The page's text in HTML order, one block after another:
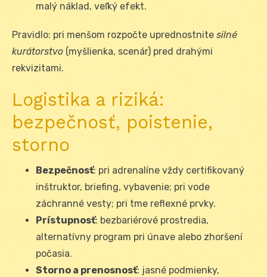
malý náklad, veľký efekt.
Pravidlo: pri menšom rozpočte uprednostnite silné
kurátorstvo (myšlienka, scenár) pred drahými
rekvizitami.
Logistika a riziká:
bezpečnosť, poistenie,
storno
Bezpečnosť: pri adrenalíne vždy certifikovaný
inštruktor, briefing, vybavenie; pri vode
záchranné vesty; pri tme reflexné prvky.
Prístupnosť: bezbariérové prostredia,
alternatívny program pri únave alebo zhoršení
počasia.
Storno a prenosnosť: jasné podmienky,